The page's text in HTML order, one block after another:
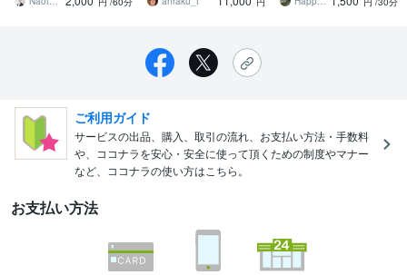
ご利用ガイド
サービスの出品、購入、取引の流れ、お支払い方法・手数料
や、ココナラを安心・安全に使って頂くための制度やマナー
など、ココナラの使い方はこちら。
お支払い方法